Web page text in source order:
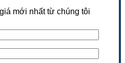
mới nhất từ chúng tôi